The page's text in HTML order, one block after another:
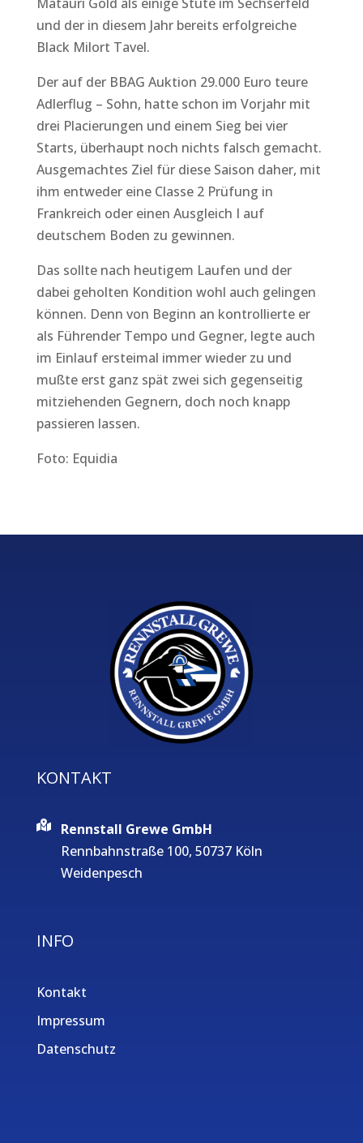
und der in diesem Jahr bereits erfolgreiche
Black Milort Tavel.
Der auf der BBAG Auktion 29.000 Euro teure
Adlerflug – Sohn, hatte schon im Vorjahr mit
drei Placierungen und einem Sieg bei vier
Starts, überhaupt noch nichts falsch gemacht.
Ausgemachtes Ziel für diese Saison daher, mit
ihm entweder eine Classe 2 Prüfung in
Frankreich oder einen Ausgleich I auf
deutschem Boden zu gewinnen.
Das sollte nach heutigem Laufen und der
dabei geholten Kondition wohl auch gelingen
können. Denn von Beginn an kontrollierte er
als Führender Tempo und Gegner, legte auch
im Einlauf ersteimal immer wieder zu und
mußte erst ganz spät zwei sich gegenseitig
mitziehenden Gegnern, doch noch knapp
passieren lassen.
Foto: Equidia
KONTAKT
Rennstall Grewe GmbH
Rennbahnstraße 100, 50737 Köln
Weidenpesch
INFO
Kontakt
Impressum
Datenschutz